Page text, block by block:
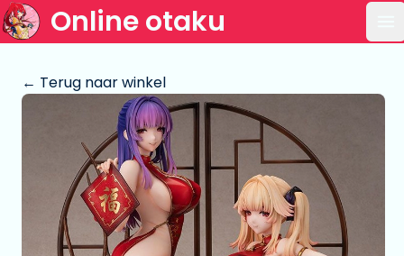
Online otaku
← Terug naar winkel